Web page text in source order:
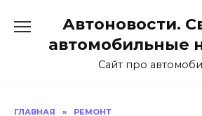
содержанию
Автоновости.
автомобильные
Сайт про
ГЛАВНАЯ » РЕМОНТ